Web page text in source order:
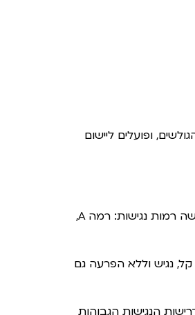
ופועלים ליישום
הנחיות לנגישות תכני אינטרנט (WCAG) מגדירות דרישות עבור מעצבים ומפתחים לשם שיפור הנגישות לבעלי מוגבלויות. ההנחיות כוללות שלושה רמות נגישות: רמה A,
נגיש וללא הפרעה גם
הנגישות הגבוהות